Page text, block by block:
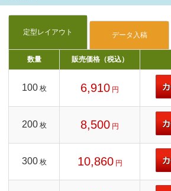
数量 販売価格（税込）
100 枚 6,910 円
200 枚 8,500 円
300 枚 10,860 円